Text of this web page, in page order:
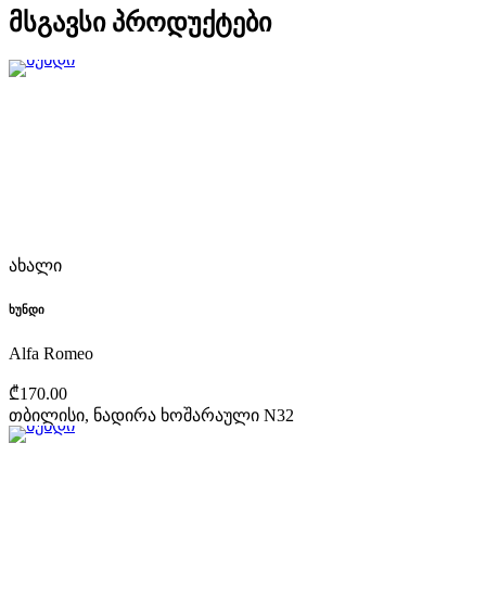
მსგავსი პროდუქტები
ახალი
ხუნდი
Alfa Romeo
₾170.00
თბილისი, ნადირა ხოშარაული N32